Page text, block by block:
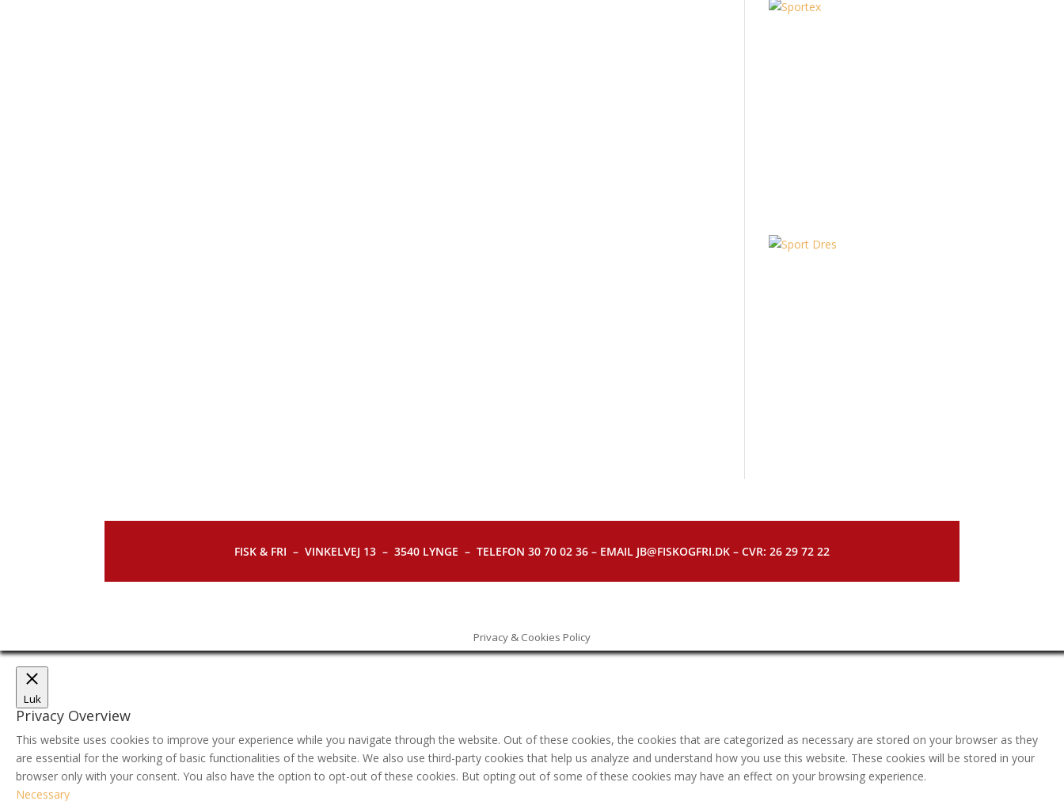
FISK & FRI – VINKELVEJ 13 – 3540 LYNGE – TELEFON 30 70 02 36 – EMAIL JB@FISKOGFRI.DK – CVR: 26 29 72 22
Privacy & Cookies Policy
Luk
Privacy Overview
This website uses cookies to improve your experience while you navigate through the website. Out of these cookies, the cookies that are categorized as necessary are stored on your browser as they
are essential for the working of basic functionalities of the website. We also use third-party cookies that help us analyze and understand how you use this website. These cookies will be stored in your
browser only with your consent. You also have the option to opt-out of these cookies. But opting out of some of these cookies may have an effect on your browsing experience.
Necessary